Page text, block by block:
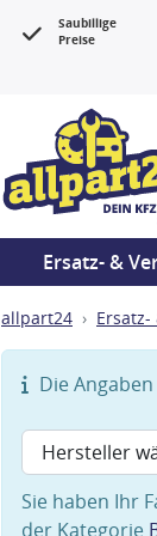
Saubillige
Preise
Ersatz- &
allpart24
Die
Sie haben Ihr
der Kategorie